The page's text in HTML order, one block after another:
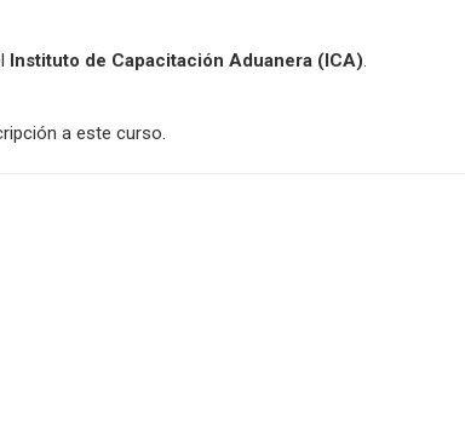
Instituto de Capacitación Aduanera (ICA).
a este curso.